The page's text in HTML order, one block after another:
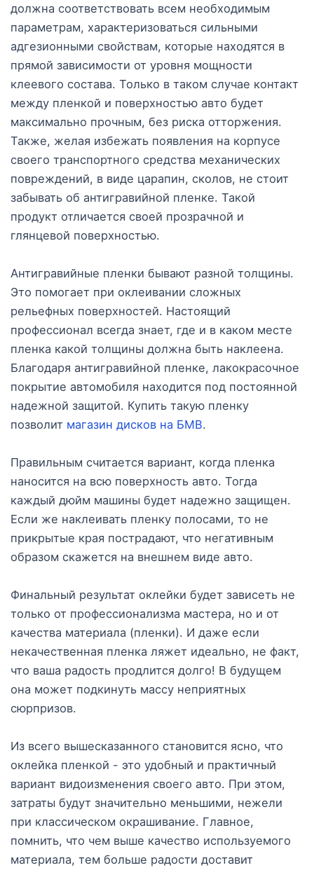
должна соответствовать всем необходимым
параметрам, характеризоваться сильными
адгезионными свойствам, которые находятся в
прямой зависимости от уровня мощности
клеевого состава. Только в таком случае контакт
между пленкой и поверхностью авто будет
максимально прочным, без риска отторжения.
Также, желая избежать появления на корпусе
своего транспортного средства механических
повреждений, в виде царапин, сколов, не стоит
забывать об антигравийной пленке. Такой
продукт отличается своей прозрачной и
глянцевой поверхностью.
Антигравийные пленки бывают разной толщины.
Это помогает при оклеивании сложных
рельефных поверхностей. Настоящий
профессионал всегда знает, где и в каком месте
пленка какой толщины должна быть наклеена.
Благодаря антигравийной пленке, лакокрасочное
покрытие автомобиля находится под постоянной
надежной защитой. Купить такую пленку
позволит магазин дисков на БМВ.
Правильным считается вариант, когда пленка
наносится на всю поверхность авто. Тогда
каждый дюйм машины будет надежно защищен.
Если же наклеивать пленку полосами, то не
прикрытые края пострадают, что негативным
образом скажется на внешнем виде авто.
Финальный результат оклейки будет зависеть не
только от профессионализма мастера, но и от
качества материала (пленки). И даже если
некачественная пленка ляжет идеально, не факт,
что ваша радость продлится долго! В будущем
она может подкинуть массу неприятных
сюрпризов.
Из всего вышесказанного становится ясно, что
оклейка пленкой - это удобный и практичный
вариант видоизменения своего авто. При этом,
затраты будут значительно меньшими, нежели
при классическом окрашивание. Главное,
помнить, что чем выше качество используемого
материала, тем больше радости доставит